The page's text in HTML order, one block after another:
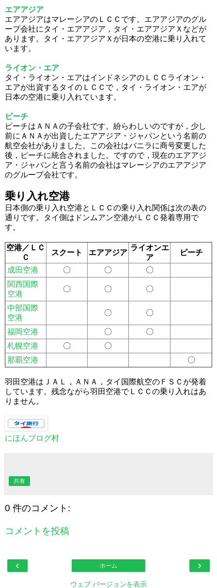
エアアジア
エアアジアはマレーシアのＬＣＣです。エアアジアのグル
ープ会社にタイ・エアアジア，タイ・エアアジアＸなどが
あります。タイ・エアアジアＸが日本の空港に乗り入れて
います。
ライオン・エア
タイ・ライオン・エアはインドネシアのＬＣＣライオン・
エアが出資するタイのＬＣＣで，タイ・ライオン・エアが
日本の空港に乗り入れています。
ピーチ
ピーチはＡＮＡの子会社です。紛らわしいのですが，少し
前にＡＮＡが出資したエアアジア・ジャパンという名前の
航空会社がありました。この会社はバニラに商号変更した
後，ピーチに統合されました。ですので，現在のエアアジ
ア・ジャパンと言う名前の会社はマレーシアのエアアジア
のグループ会社です。
乗り入れ空港
日本側の乗り入れ空港とＬＣＣの乗り入れ関係は次の表の
通りです。タイ側はドンムアン空港がＬＣＣ発着専用で
す。
空港／ＬＣ
Ｃ
スクート エアアジア
ライオンエ
ア
ピーチ
成田空港 〇 〇
〇
関西国際
空港
〇 〇 〇
中部国際
空港
〇 〇
福岡空港 〇
〇
札幌空港
〇
〇
那覇空港
〇
羽田空港はＪＡＬ，ＡＮＡ，タイ国際航空のＦＳＣが発着
しています。残念ながら羽田空港でＬＣＣの乗り入れはあ
りません。
にほんブログ村
共有
0 件のコメント:
コメントを投稿
‹ ›
ホーム
ウェブ バージョンを表示